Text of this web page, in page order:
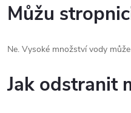
Můžu
Ne. Vysoké množství vody
Jak odstranit